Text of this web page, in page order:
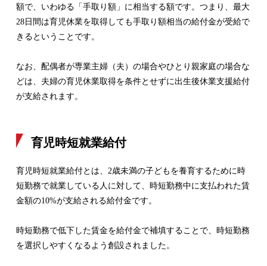
額で、いわゆる「手取り額」に相当する額です。つまり、最大
28日間は育児休業を取得しても手取り額相当の給付金が受給で
きるということです。
なお、配偶者が専業主婦（夫）の場合やひとり親家庭の場合な
どは、夫婦の育児休業取得を条件とせずに出生後休業支援給付
が支給されます。
育児時短就業給付
育児時短就業給付とは、2歳未満の子どもを養育するために時
短勤務で就業している人に対して、時短勤務中に支払われた賃
金額の10%が支給される給付金です。
時短勤務で低下した賃金を給付金で補填することで、時短勤務
を選択しやすくなるよう創設されました。